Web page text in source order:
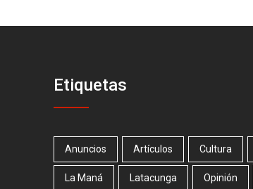
Etiquetas
Anuncios Artículos Cultura
La Maná Latacunga Opinión